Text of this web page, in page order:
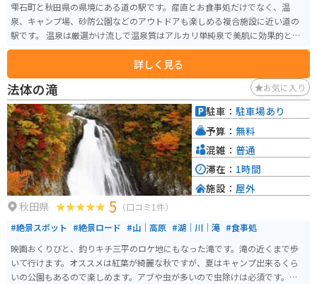
雫石町と秋田県の県境にある道の駅です。産直とお食事処だけでなく、温
泉、キャンプ場、砂防公園などのアウトドアも楽しめる複合施設に近い道の
駅です。 温泉は厳選かけ流しで温泉質はアルカリ単純泉で美肌に効果的と言
われています。道の駅内のお食事処だけではなく、お蕎麦屋さんもありま
す！産直ではもちろん、岩手県ならでは、雫石町ならではの食べ物や物産品
も品ぞろえ豊富になっています。 キャンプを楽しむ方にとっては、温泉も近
くにあり、より快適にキャンプを楽しめます。また、手ぶらでもキャンプを
楽しめるプランなどもあり、初心者からファミリー、様々な方にキャンプを
楽しんでもらえる施設です。 駐車場は広く完備されており、バイク用の駐輪
場も確保されていますので、ご安心ください。イベント時は広い駐車場が満
車になるほど多くの方が来場しますので、駐車できない場合がありますの
で、お気を付けくださいませ。
詳しく見る
法体の滝 お気に入り
秋田県 5 （口コミ1件）
#絶景スポット #絶景ロード #山｜高原 #湖｜川｜滝 #食事処
映画おくりびと、釣りキチ三平のロケ地にもなった滝です。滝の近くまで歩
いて行けます。オススメは紅葉が綺麗な秋ですが、夏はキャンプ出来るくら
いの公園もあるので楽しめます。アブや虫が多いので虫除けは必須です。色ん
駐車： 駐車場あり
予算： 無料
混雑： 普通
滞在： 1時間
施設： 屋外